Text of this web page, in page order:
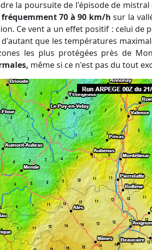
70 à 90 km/h sur la
Ce vent a un effet positif : celui
que les températures
les plus protégées près de
même si ce n'est pas du tout